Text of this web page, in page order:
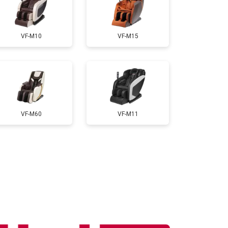
3300 ₽ Заказать
3200 ₽ Заказать
6200 ₽ Заказать
3500 ₽ Заказать
5800 ₽ Заказать
VF-M10 VF-M15
VF-M60 VF-M11